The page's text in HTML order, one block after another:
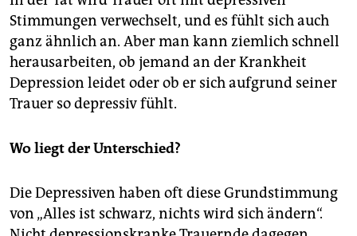
Stimmungen verwechselt, und es fühlt sich auch
ganz ähnlich an. Aber man kann ziemlich schnell
herausarbeiten, ob jemand an der Krankheit
Depression leidet oder ob er sich aufgrund seiner
Trauer so depressiv fühlt.
Wo liegt der Unterschied?
Die Depressiven haben oft diese Grundstimmung
von „Alles ist schwarz, nichts wird sich ändern“.